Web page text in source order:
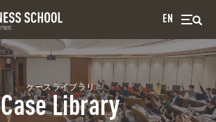
EN
ケースライブラリ
Case Library